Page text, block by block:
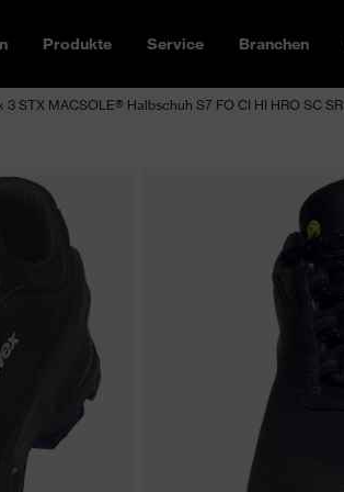
Produkte Service Branchen
3 STX MACSOLE® Halbschuh S7 FO CI HI HRO SC SR